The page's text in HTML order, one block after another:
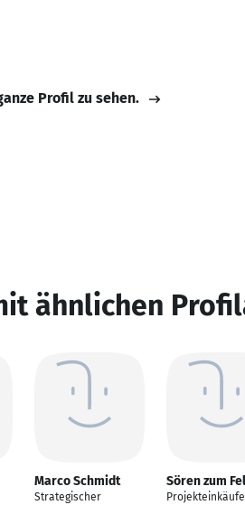
Profil zu sehen.
ähnlichen
Marco Schmidt
Strategischer
Sören zum